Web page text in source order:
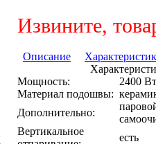
Извините,
Описание
Мощность:
2400 Вт
Материал подошвы:
Дополнительно:
Вертикальное
есть